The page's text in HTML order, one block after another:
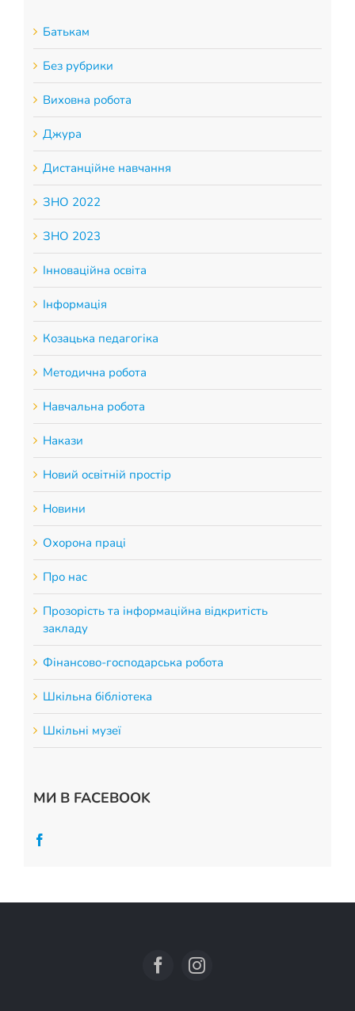
Батькам
Без рубрики
Виховна робота
Джура
Дистанційне навчання
ЗНО 2022
ЗНО 2023
Інноваційна освіта
Інформація
Козацька педагогіка
Методична робота
Навчальна робота
Накази
Новий освітній простір
Новини
Охорона праці
Про нас
Прозорість та інформаційна відкритість
закладу
Фінансово-господарська робота
Шкільна бібліотека
Шкільні музеї
МИ В FACEBOOK